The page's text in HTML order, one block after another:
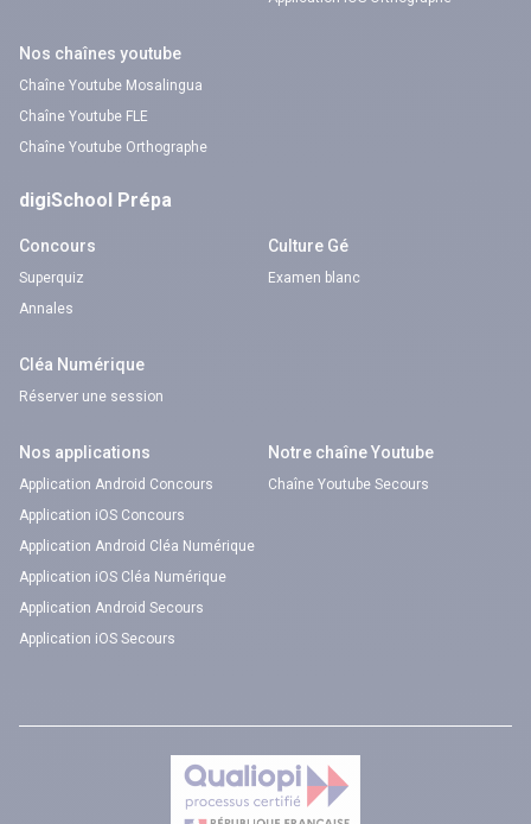
Nos chaînes youtube
Chaîne Youtube Mosalingua
Chaîne Youtube FLE
Chaîne Youtube Orthographe
digiSchool Prépa
Concours
Superquiz
Annales
Culture Gé
Examen blanc
Cléa Numérique
Réserver une session
Nos applications
Application Android Concours
Application iOS Concours
Application Android Cléa Numérique
Application iOS Cléa Numérique
Application Android Secours
Application iOS Secours
Notre chaîne Youtube
Chaîne Youtube Secours